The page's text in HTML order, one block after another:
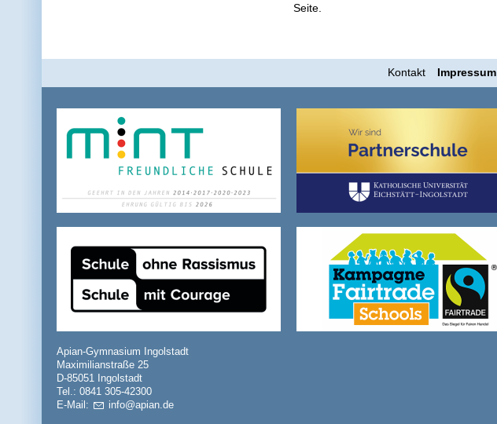
Seite.
Kontakt Impressum
Apian-Gymnasium Ingolstadt
Maximilianstraße 25
D-85051 Ingolstadt
Tel.: 0841 305-42300
E-Mail:
nf p n d